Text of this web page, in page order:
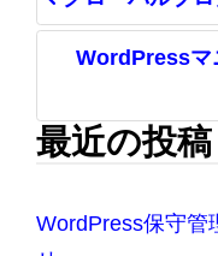
WordPressマ
最近の投稿
WordPress保守管